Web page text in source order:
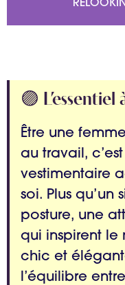
🟣
Être une
au travail,
vestimentaire
soi. Plus qu’un
posture, une
qui inspirent le
chic et
l’équilibre